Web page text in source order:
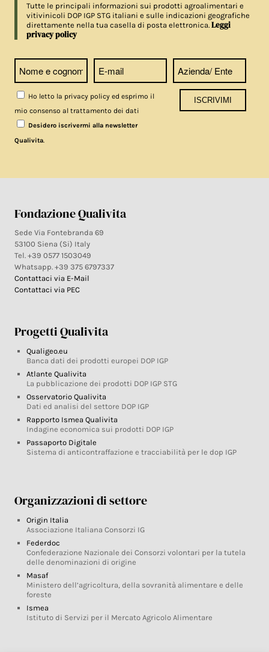
Tutte le principali informazioni sui prodotti agroalimentari e
vitivinicoli DOP IGP STG italiani e sulle indicazioni geografiche
direttamente nella tua casella di posta elettronica.Leggi
privacy policy
Ho letto la privacy policy ed esprimo il
mio consenso al trattamento dei dati
Desidero iscrivermi alla newsletter
Qualivita
Fondazione Qualivita
Sede Via Fontebranda 69
53100 Siena (Si) Italy
Tel. +39 0577 1503049
Whatsapp. +39 375 6797337
Contattaci via E-Mail
Contattaci via PEC
Progetti Qualivita
Qualigeo.eu
Banca dati dei prodotti europei DOP IGP
Atlante Qualivita
La pubblicazione dei prodotti DOP IGP STG
Osservatorio Qualivita
Dati ed analisi del settore DOP IGP
Rapporto Ismea Qualivita
Indagine economica sui prodotti DOP IGP
Passaporto Digitale
Sistema di anticontraffazione e tracciabilità per le dop IGP
Organizzazioni di settore
Origin Italia
Associazione Italiana Consorzi IG
Federdoc
Confederazione Nazionale dei Consorzi volontari per la tutela
delle denominazioni di origine
Masaf
Ministero dell’agricoltura, della sovranità alimentare e delle
foreste
Ismea
Istituto di Servizi per il Mercato Agricolo Alimentare